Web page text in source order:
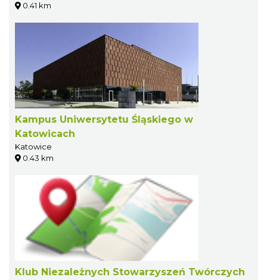
0.41 km
Kampus Uniwersytetu Śląskiego w
Katowicach
Katowice
0.43 km
Klub Niezależnych Stowarzyszeń Twórczych